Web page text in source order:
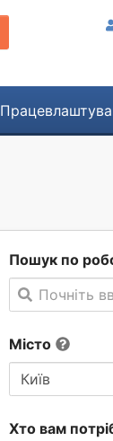
Пошук по
Почніть
Місто
Київ
Хто вам